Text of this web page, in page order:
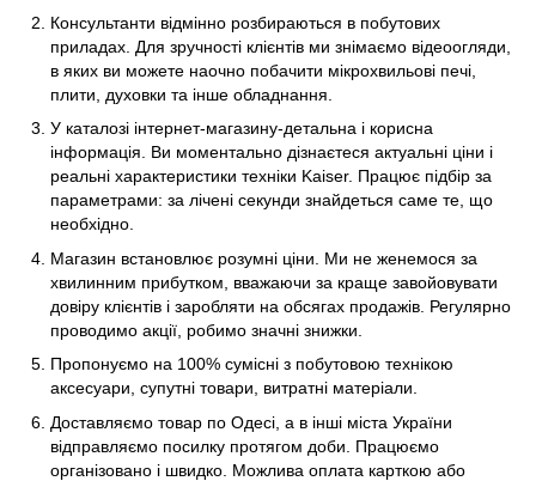
Консультанти відмінно розбираються в побутових
приладах. Для зручності клієнтів ми знімаємо відеоогляди,
в яких ви можете наочно побачити мікрохвильові печі,
плити, духовки та інше обладнання.
У каталозі інтернет-магазину-детальна і корисна
інформація. Ви моментально дізнаєтеся актуальні ціни і
реальні характеристики техніки Kaiser. Працює підбір за
параметрами: за лічені секунди знайдеться саме те, що
необхідно.
Магазин встановлює розумні ціни. Ми не женемося за
хвилинним прибутком, вважаючи за краще завойовувати
довіру клієнтів і заробляти на обсягах продажів. Регулярно
проводимо акції, робимо значні знижки.
Пропонуємо на 100% сумісні з побутовою технікою
аксесуари, супутні товари, витратні матеріали.
Доставляємо товар по Одесі, а в інші міста України
відправляємо посилку протягом доби. Працюємо
організовано і швидко. Можлива оплата карткою або